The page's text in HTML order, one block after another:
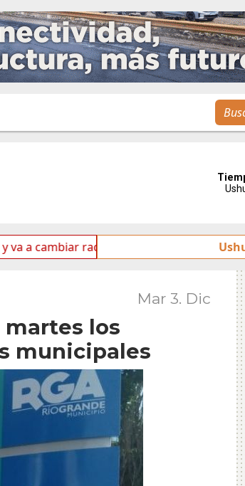
radicalmente la matriz energética de
Mar 3. Dic
los
municipales